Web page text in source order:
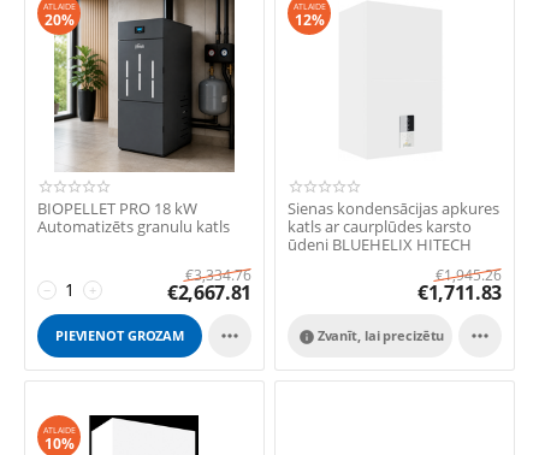
ATLAIDE
20%
BIOPELLET PRO 18 kW
Automatizēts granulu katls
+
−
€3,334.76
€2,667.81
PIEVIENOT GROZAM 
ATLAIDE
12%
Sienas kondensācijas apkures
katls ar caurplūdes karsto
ūdeni BLUEHELIX HITECH
€1,945.26
€1,711.83
Zvanīt, lai precizētu
 
ATLAIDE
10%